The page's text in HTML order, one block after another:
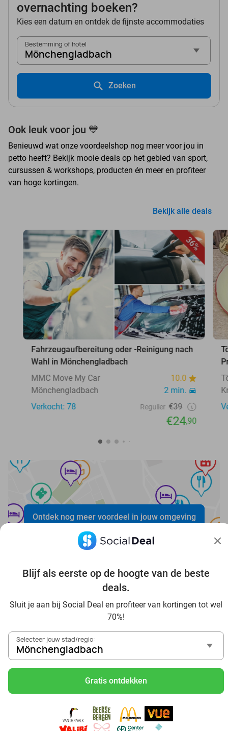
Blijf als eerste op de hoogte van de beste
deals.
Sluit je aan bij Social Deal en profiteer van kortingen tot wel
70%!
Selecteer jouw stad/regio:
Mönchengladbach
Gratis ontdekken
overnachting boeken?
Kies een datum en ontdek de fijnste accommodaties
Bestemming of hotel
Mönchengladbach
Zoeken
Ook leuk voor jou 💙
Benieuwd wat onze voordeelshop nog meer voor jou in
petto heeft? Bekijk mooie deals op het gebied van sport,
cursussen & workshops, producten én meer en profiteer
van hoge kortingen.
Bekijk alle deals
36%
Fahrzeugaufbereitung oder -Reinigung nach
Wahl in Mönchengladbach
MMC Move My Car
10.0
Mönchengladbach
2 min.
Verkocht: 78
Regulier €39
€24,90
Ontdek nog meer voordeel in jouw omgeving
Voordelig genieten in Mönchengladbach: haal deal-
In die Sauna in Mönchengladbach und Umgebung
Tagesausflug zum Movie Park Germany mit Rabatt, von
Mönchengladbach aus
Frühstück & Mittagessen in Mönchengladbach
Reise von Mönchengladbach aus und erlebe einen
fantastischen Tag im Freizeitpark Europa-Park
Besuche das Phantasialand von Mönchengladbach aus
und erlebe einen phantastischen Tagesausflug